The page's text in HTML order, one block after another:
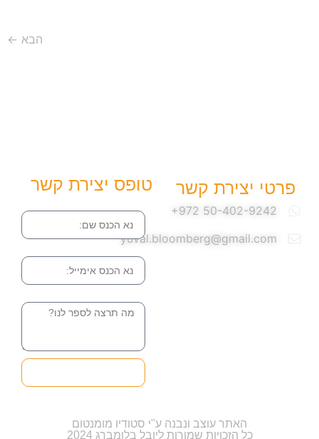
הבא ←
פרטי יצירת קשר
yuval.bloomberg@gmail.com
טופס יצירת קשר
האתר עוצב ונבנה ע"י סטודיו מומנטום
כל הזכויות שמורות ליובל בלומברג 2024